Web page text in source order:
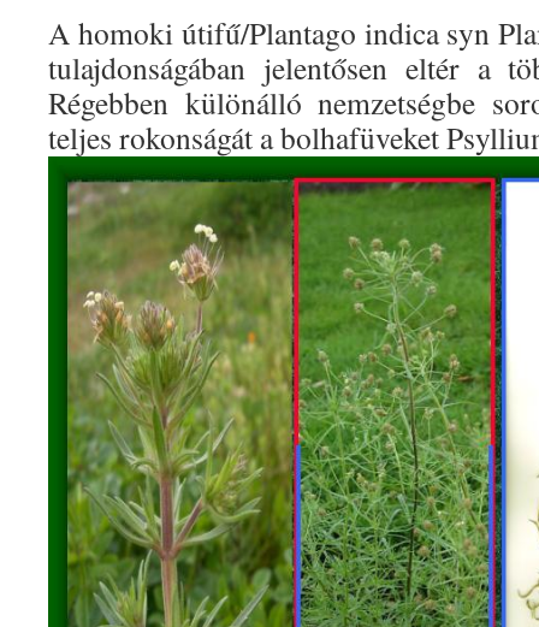
A homoki útifű/Plantago indica syn
tulajdonságában jelentősen eltér a
Régebben különálló nemzetségbe
teljes rokonságát a bolhafüveket